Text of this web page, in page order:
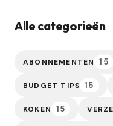
Alle categorieën
ABONNEMENTEN 15
BUDGET TIPS 15
KOKEN 15